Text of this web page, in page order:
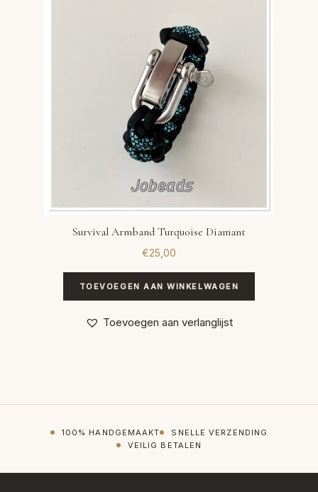
Survival Armband Turquoise Diamant
€25,00
TOEVOEGEN AAN WINKELWAGEN
Toevoegen aan verlanglijst
100% HANDGEMAAKT
SNELLE VERZENDING
VEILIG BETALEN